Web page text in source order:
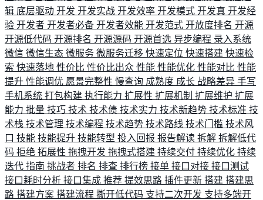
辑 底层驱动 开发 开发实战 开发效率 开发模式 开发真 开发经
验 开发者 开发者必备 开发者效能 开发范式 开放度排名 开源
开源低代码 开源排名 开源源码 开源首选 异步编程 录入系统
微信 微信生态 微服务 微服务迁移 快速定位 快速搭建 快速检
索 快速落地 性价比 性价比出众 性能 性能优化 性能对比 性能
提升 性能调优 愿景完整性 慢查询 成熟度 成长 战略差异 手写
手机系统 打包构建 执行能力 扩展性 扩展机制 扩展维护 扩展
能力 批量 技巧 技术 技术债 技术实力 技术新趋势 技术标准 技
术栈 技术管理 技术编程 技术趋势 技术路线 技术门槛 技术风
口 技能 技能提升 技能转型 投入回报 报告解读 拆解 拆解低代
码 拒绝 拓展性 拖拽开发 拖拽式搭建 持续交付 持续优化 持续
迭代 指南 挑战者 排名 排查 排行榜 接单 接口对接 接口测试
接口耗时分析 接口集成 推荐 提效思路 插件更新 搭建 搭建思
路 搭建方案 搭建流程 撕开低代码 支持二次开发 支持多端开